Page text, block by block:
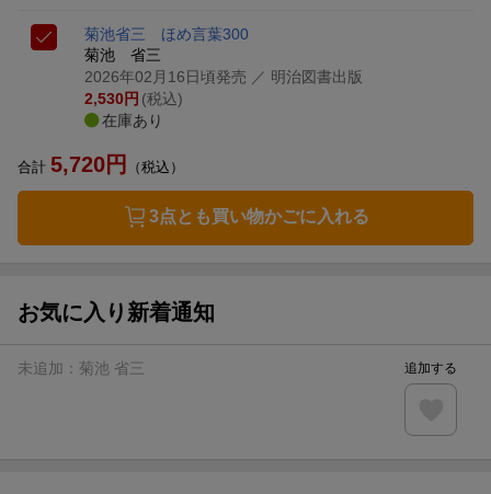
菊池省三 ほめ言葉300
菊池 省三
2026年02月16日頃発売 ／ 明治図書出版
2,530円 (税込)
在庫あり
合計 5,720円 （税込）
3点とも買い物かごに入れる
お気に入り新着通知
未追加： 菊池 省三 追加する